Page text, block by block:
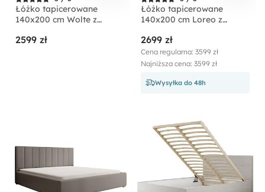
Łóżko tapicerowane
140x200 cm Wolte z
welur
2599 zł
Łóżko tapicerowane
140x200 cm Loreo z
boucle
2699 zł
Cena regularna: 3599 zł
Najniższa cena: 3599 zł
Wysyłka do 48h